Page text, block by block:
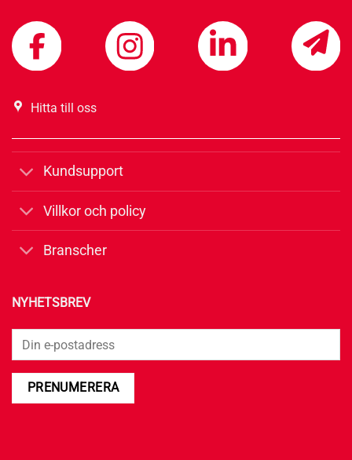
Hitta till oss
Kundsupport
Villkor och policy
Branscher
NYHETSBREV